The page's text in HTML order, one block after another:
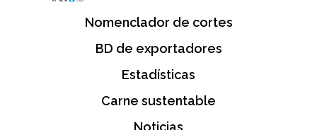
Nomenclador de cortes
BD de exportadores
Estadísticas
Carne sustentable
Noticias